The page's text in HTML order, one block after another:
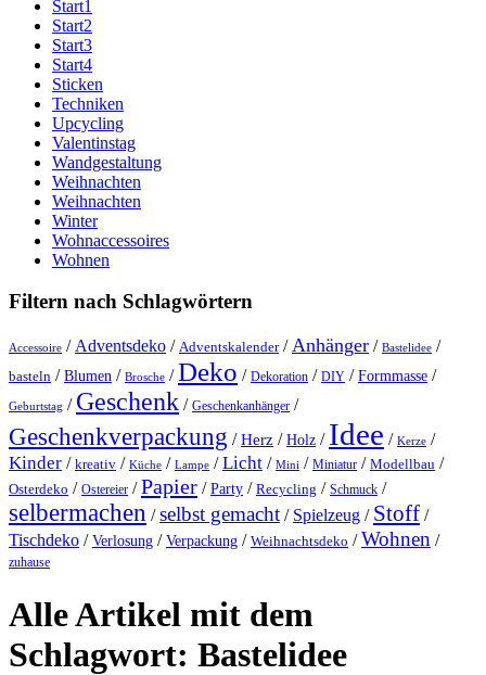
Start1
Start2
Start3
Start4
Sticken
Techniken
Upcycling
Valentinstag
Wandgestaltung
Weihnachten
Weihnachten
Winter
Wohnaccessoires
Wohnen
Filtern nach Schlagwörtern
Accessoire / Adventsdeko / Adventskalender/Anhänger / Bastelidee /
basteln /Blumen / Brosche /Deko / Dekoration / DIY /Formmasse /
Geburtstag / Geschenk / Geschenkanhänger /
Geschenkverpackung /Herz /Holz / Idee / Kerze /
Kinder / kreativ / Küche / Lampe /Licht / Mini / Miniatur / Modellbau /
Osterdeko / Ostereier /Papier /Party / Recycling / Schmuck /
selbermachen /selbst gemacht / Spielzeug / Stoff /
Tischdeko /Verlosung /Verpackung / Weihnachtsdeko /Wohnen /
zuhause
Alle Artikel mit dem
Schlagwort: Bastelidee